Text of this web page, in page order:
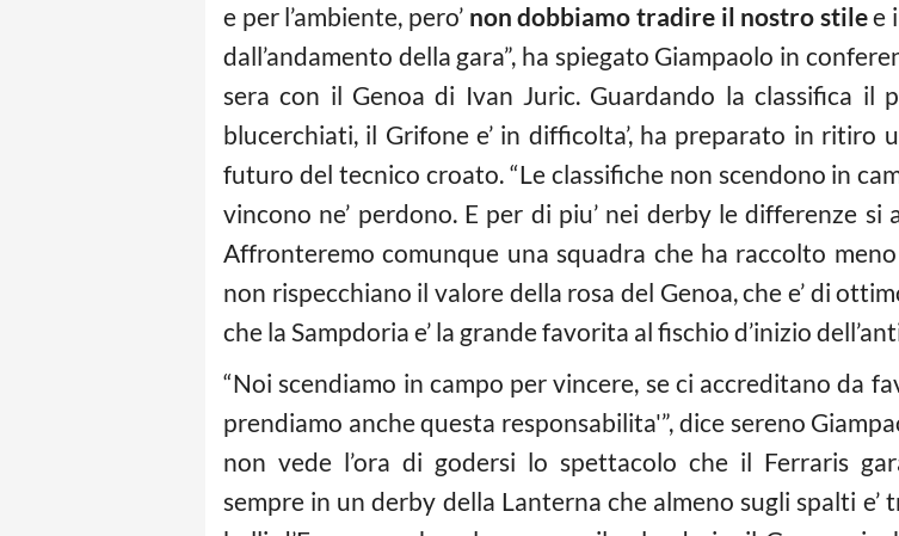
e per l’ambiente, pero’ non dobbiamo tradire il nostro stilee
dall’andamento della gara”, ha spiegato Giampaolo in
sera con il Genoa di Ivan Juric. Guardando la classifica il
blucerchiati, il Grifone e’ in difficolta’, ha preparato in ritiro
futuro del tecnico croato. “Le classifiche non scendono in
vincono ne’ perdono. E per di piu’ nei derby le differenze
Affronteremo comunque una squadra che ha raccolto
non rispecchiano il valore della rosa del Genoa, che e’ di
che la Sampdoria e’ la grande favorita al fischio d’inizio
“Noi scendiamo in campo per vincere, se ci accreditano da
prendiamo anche questa responsabilita'”, dice sereno
non vede l’ora di godersi lo spettacolo che il Ferraris
sempre in un derby della Lanterna che almeno sugli spalti e’